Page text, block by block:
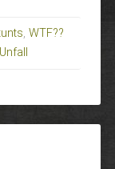
, WTF??
Unfall